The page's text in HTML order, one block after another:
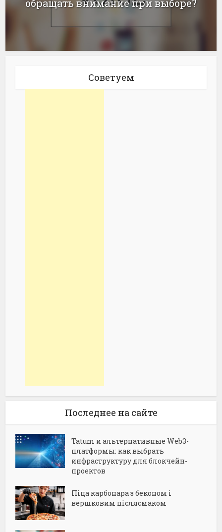
обращать внимание при выборе?
Советуем
Последнее на сайте
Tatum и альтернативные Web3-
платформы: как выбрать
инфраструктуру для блокчейн-
проектов
Піца карбонара з беконом і
вершковим післясмаком